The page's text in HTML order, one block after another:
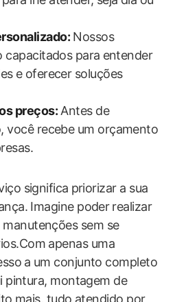
Nossos
capacitados para ⁤entender
⁢e oferecer ‍soluções
preços:Antes de
você recebe um orçamento
significa ⁤priorizar a sua
Imagine poder ⁤realizar
sem se
apenas uma
⁢a um conjunto completo
pintura, montagem de
mais, tudo atendido por